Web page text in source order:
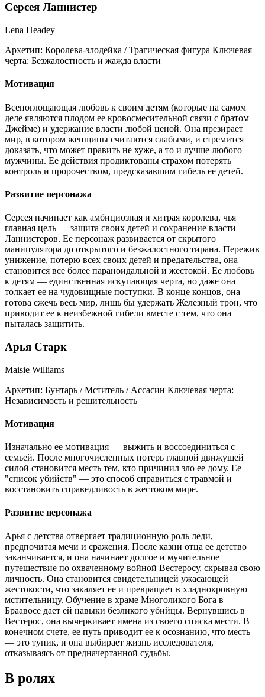
Серсея Ланнистер
Lena Headey
Архетип: Королева-злодейка / Трагическая фигура Ключевая
черта: Безжалостность и жажда власти
Мотивация
Всепоглощающая любовь к своим детям (которые на самом
деле являются плодом ее кровосмесительной связи с братом
Джейме) и удержание власти любой ценой. Она презирает
мир, в котором женщины считаются слабыми, и стремится
доказать, что может править не хуже, а то и лучше любого
мужчины. Ее действия продиктованы страхом потерять
контроль и пророчеством, предсказавшим гибель ее детей.
Развитие персонажа
Серсея начинает как амбициозная и хитрая королева, чья
главная цель — защита своих детей и сохранение власти
Ланнистеров. Ее персонаж развивается от скрытого
манипулятора до открытого и безжалостного тирана. Пережив
унижение, потерю всех своих детей и предательства, она
становится все более параноидальной и жестокой. Ее любовь
к детям — единственная искупающая черта, но даже она
толкает ее на чудовищные поступки. В конце концов, она
готова сжечь весь мир, лишь бы удержать Железный трон, что
приводит ее к неизбежной гибели вместе с тем, что она
пыталась защитить.
Арья Старк
Maisie Williams
Архетип: Бунтарь / Мститель / Ассасин Ключевая черта:
Независимость и решительность
Мотивация
Изначально ее мотивация — выжить и воссоединиться с
семьей. После многочисленных потерь главной движущей
силой становится месть тем, кто причинил зло ее дому. Ее
"список убийств" — это способ справиться с травмой и
восстановить справедливость в жестоком мире.
Развитие персонажа
Арья с детства отвергает традиционную роль леди,
предпочитая мечи и сражения. После казни отца ее детство
заканчивается, и она начинает долгое и мучительное
путешествие по охваченному войной Вестеросу, скрывая свою
личность. Она становится свидетельницей ужасающей
жестокости, что закаляет ее и превращает в хладнокровную
мстительницу. Обучение в храме Многоликого Бога в
Браавосе дает ей навыки безликого убийцы. Вернувшись в
Вестерос, она вычеркивает имена из своего списка мести. В
конечном счете, ее путь приводит ее к осознанию, что месть
— это тупик, и она выбирает жизнь исследователя,
отказываясь от предначертанной судьбы.
В ролях